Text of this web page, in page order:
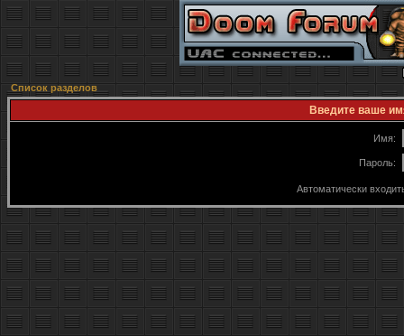
Список разделов
Введите ваше
Имя:
Пароль:
Автоматически